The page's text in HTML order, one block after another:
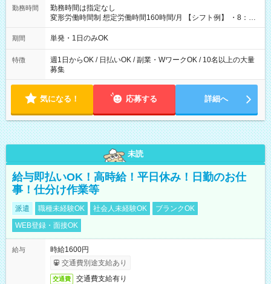
勤務時間
勤務時間は指定なし
変形労働時間制 想定労働時間160時間/月 【シフト例】 ・8：00
～21：00
期間 単発・1日のみOK
特徴
週1日からOK / 日払いOK / 副業・WワークOK / 10名以上の大量
募集
気になる！ 応募する 詳細へ
未読
給与即払いOK！高時給！平日休み！日勤のお仕
事！仕分け作業等
派遣 職種未経験OK 社会人未経験OK
ブランクOK
WEB登録・面接OK
給与
時給1600円
交通費別途支給あり
交通費 交通費支給有り